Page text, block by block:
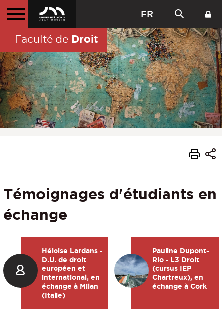
FR
Faculté de Droit
Témoignages d'étudiants en
échange
Héloise Lardans -
D.U. de droit
européen et
international, en
échange à Milan
(Italie)
Pauline Dupont-
Rio - L3 Droit
(cursus IEP
Chartreux), en
échange à Cork